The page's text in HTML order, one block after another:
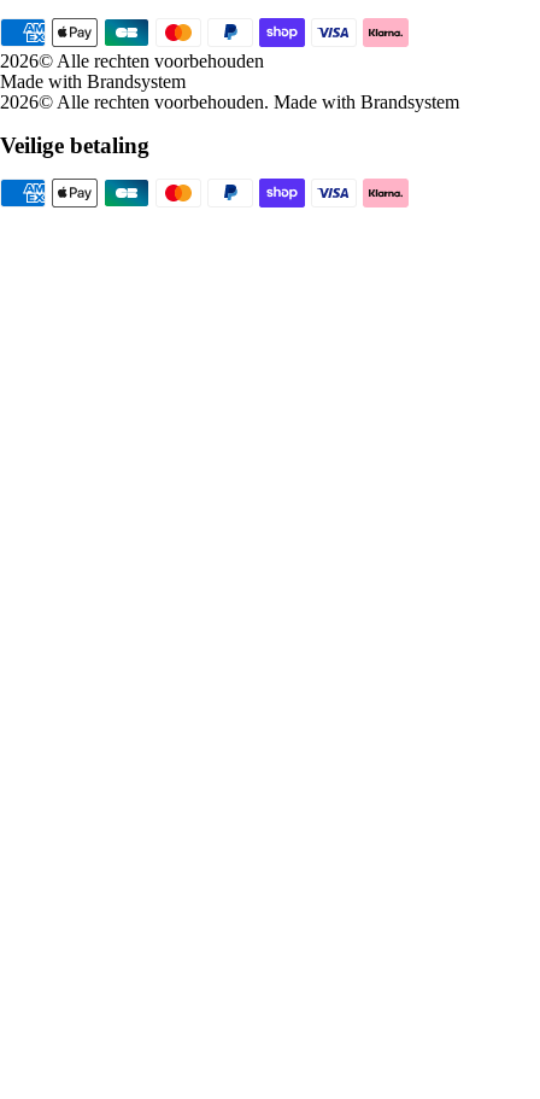
2026© Alle rechten voorbehouden
Made with Brandsystem
2026© Alle rechten voorbehouden. Made with Brandsystem
Veilige betaling